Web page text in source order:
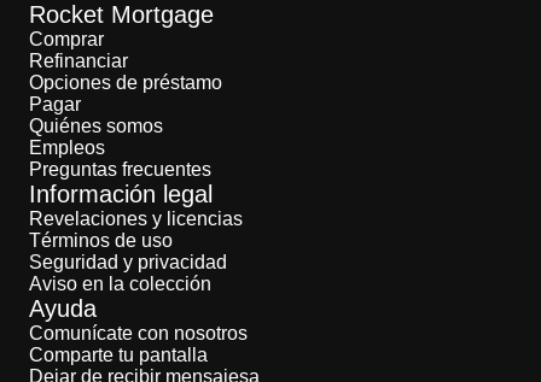
Rocket Mortgage
Comprar
Refinanciar
Opciones de préstamo
Pagar
Quiénes somos
Empleos
Preguntas frecuentes
Información legal
Revelaciones y licencias
Términos de uso
Seguridad y privacidad
Aviso en la colección
Ayuda
Comunícate con nosotros
Comparte tu pantalla
Dejar de recibir mensajesa